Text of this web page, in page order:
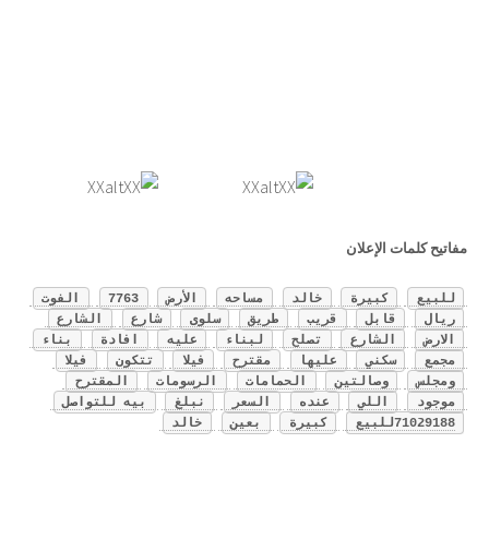
مفاتيح كلمات الإعلان
للبيع كبيرة خالد مساحه الأرض 7763
الفوت
ريال
قابل قريب طريق سلوى شارع
الشارع
الارض
الشارع تصلح لبناء عليه افادة
بناء
مجمع
سكني عليها مقترح فيلا تتكون
فيلا
ومجلس
وصالتين الحمامات الرسومات
المقترح
موجود
اللي عنده السعر نبلغ
بيه للتواصل
71029188للبيع
كبيرة بعين خالد